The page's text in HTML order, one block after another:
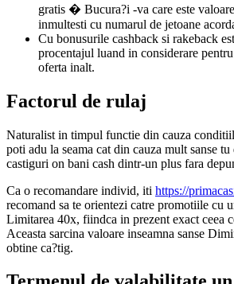
gratis � Bucura?i -va care este
inmultesti cu numarul de jetoane
Cu bonusurile cashback si rakeback
procentajul luand in considerare
oferta inalt.
Factorul de rulaj
Naturalist in timpul functie din cauza
poti adu la seama cat din cauza mult sanse
castiguri on bani cash dintr-un plus fara
Ca o recomandare individ, iti https://
recomand sa te orientezi catre promotiile cu
Limitarea 40x, fiindca in prezent exact ceea
Aceasta sarcina valoare inseamna sanse
obtine ca?tig.